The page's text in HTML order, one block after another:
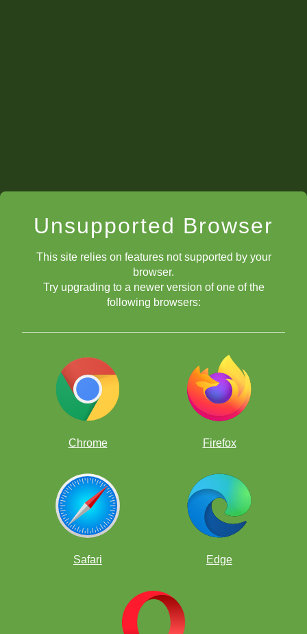
Fuimos el único país del lado occidental del mundo en
obtener una medalla, y conseguimos la medalla de
plata en la Olimpiada de Ajedrez. Me enorgullece decir
Unsupported Browser
This site relies on features not supported by your
browser.
Try upgrading to a newer version of one of the
following browsers:
Chrome Firefox
Safari Edge